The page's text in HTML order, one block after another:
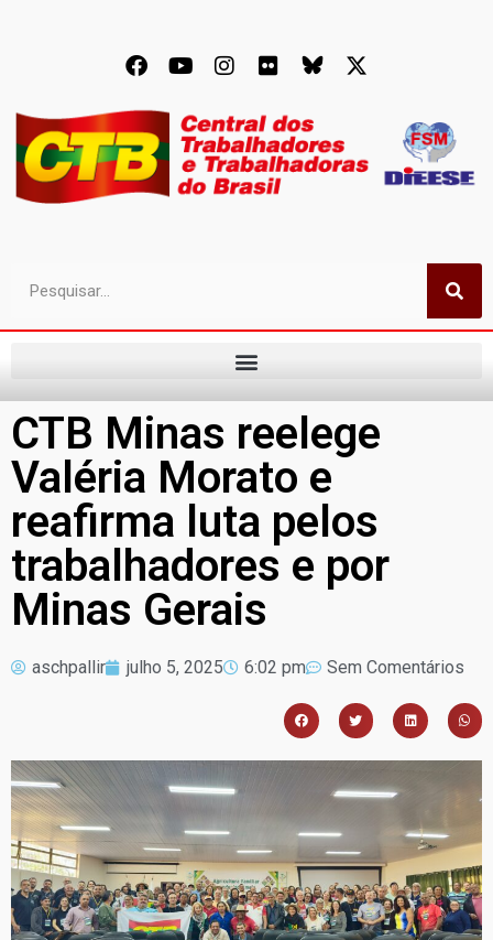
CTB Minas reelege
Valéria Morato e
reafirma luta pelos
trabalhadores e por
Minas Gerais
aschpallir julho 5, 2025 6:02 pm Sem Comentários